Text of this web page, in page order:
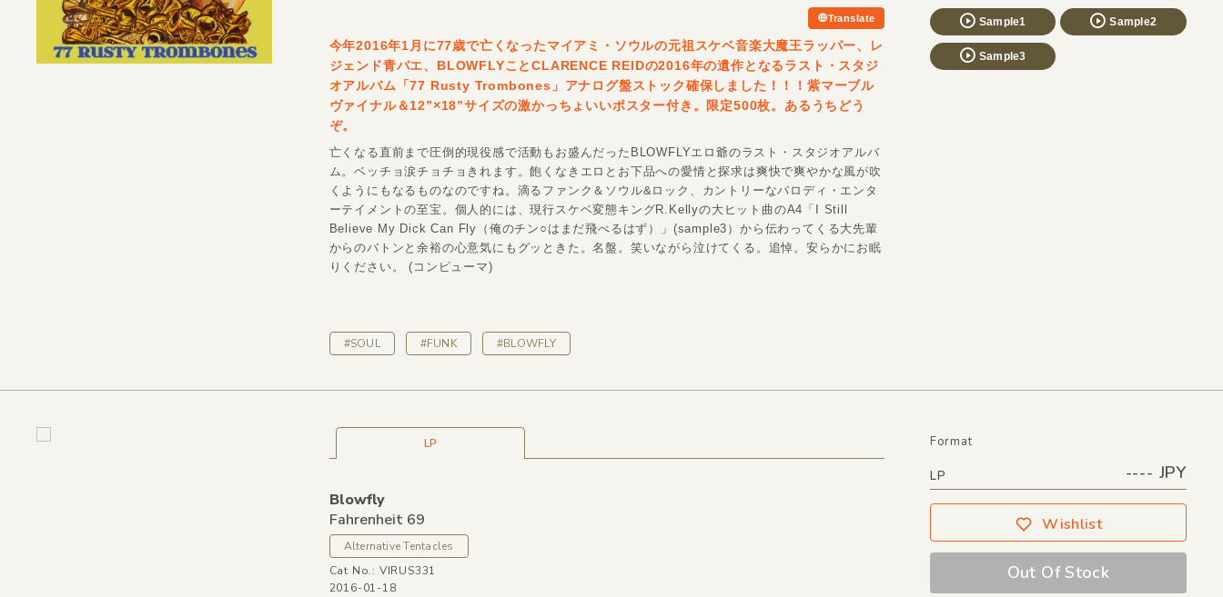
Translate Sample1 Sample2
Sample3
今年2016年1月に77歳で亡くなったマイアミ・ソウルの元祖スケベ音楽大魔王ラッパー、レ
ジェンド青バエ、BLOWFLYことCLARENCE REIDの2016年の遺作となるラスト・スタジ
オアルバム「77 Rusty Trombones」アナログ盤ストック確保しました！！！紫マーブル
ヴァイナル＆12”×18”サイズの激かっちょいいポスター付き。限定500枚。あるうちどう
ぞ。
亡くなる直前まで圧倒的現役感で活動もお盛んだったBLOWFLYエロ爺のラスト・スタジオアルバ
ム。ベッチョ涙チョチョきれます。飽くなきエロとお下品への愛情と探求は爽快で爽やかな風が吹
くようにもなるものなのですね。滴るファンク＆ソウル&ロック、カントリーなパロディ・エンタ
ーテイメントの至宝。個人的には、現行スケベ変態キングR.Kellyの大ヒット曲のA4「I Still
Believe My Dick Can Fly（俺のチン○はまだ飛べるはず）」(sample3）から伝わってくる大先輩
からのバトンと余裕の心意気にもグッときた。名盤。笑いながら泣けてくる。追悼。安らかにお眠
りください。 (コンピューマ)
#SOUL #FUNK #BLOWFLY
LP
Blowfly
Fahrenheit 69
Alternative Tentacles
Cat No.: VIRUS331
2016-01-18
Format
LP ---- JPY
Wishlist
Out Of Stock